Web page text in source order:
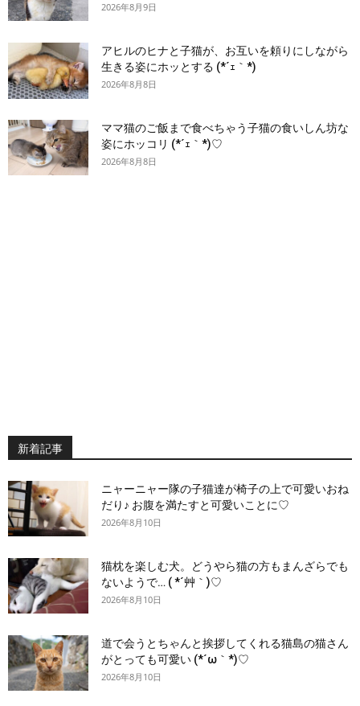
2026年8月9日
アヒルのヒナと子猫が、お互いを頼りにしながら
生きる姿にホッとする (*´ｪ｀*)
2026年8月8日
ママ猫のご飯まで食べちゃう子猫の食いしん坊な
姿にホッコリ (*´ｪ｀*)♡
2026年8月8日
新着記事
ニャーニャー隊の子猫達が椅子の上で可愛いおね
だり♪ お腹を満たすと可愛いことに♡
2026年8月10日
猫枕を楽しむ犬。どうやら猫の方もまんざらでも
ないようで… ( *´艸｀)♡
2026年8月10日
道で会うとちゃんと挨拶してくれる猫島の猫さん
がとっても可愛い (*´ω｀*)♡
2026年8月10日